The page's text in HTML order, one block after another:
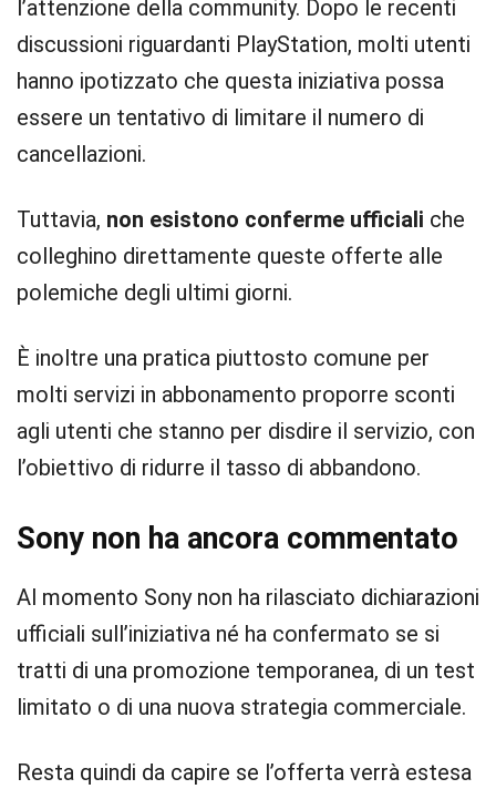
l’attenzione della community. Dopo le recenti
discussioni riguardanti PlayStation, molti utenti
hanno ipotizzato che questa iniziativa possa
essere un tentativo di limitare il numero di
cancellazioni.
Tuttavia, non esistono conferme ufficiali che
colleghino direttamente queste offerte alle
polemiche degli ultimi giorni.
È inoltre una pratica piuttosto comune per
molti servizi in abbonamento proporre sconti
agli utenti che stanno per disdire il servizio, con
l’obiettivo di ridurre il tasso di abbandono.
Sony non ha ancora commentato
Al momento Sony non ha rilasciato dichiarazioni
ufficiali sull’iniziativa né ha confermato se si
tratti di una promozione temporanea, di un test
limitato o di una nuova strategia commerciale.
Resta quindi da capire se l’offerta verrà estesa